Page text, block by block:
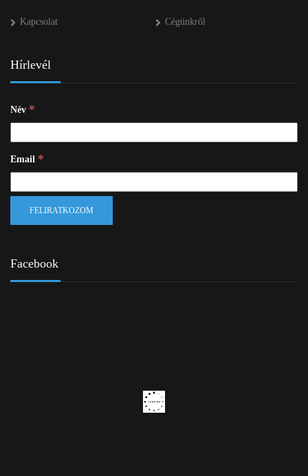
Kapcsolat Cégünkről
Hírlevél
Név *
Email *
Facebook